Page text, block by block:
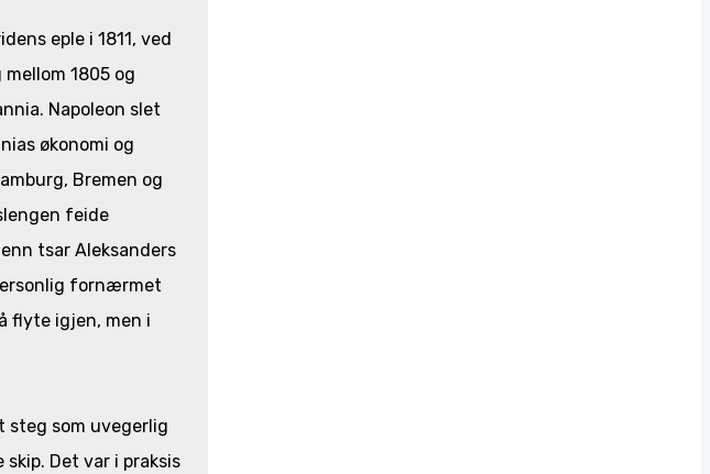
eple i 1811, ved
1805 og
Napoleon slet
økonomi og
Bremen og
feide
tsar Aleksanders
fornærmet
flyte igjen, men i
steg som uvegerlig
Det var i praksis